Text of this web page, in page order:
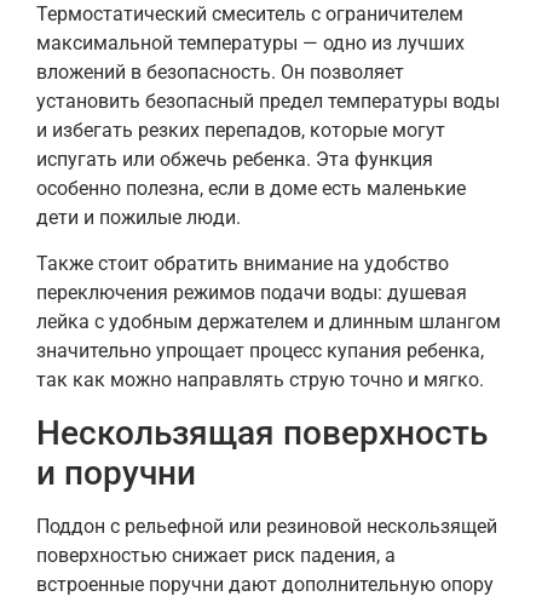
Термостатический смеситель с ограничителем
максимальной температуры — одно из лучших
вложений в безопасность. Он позволяет
установить безопасный предел температуры воды
и избегать резких перепадов, которые могут
испугать или обжечь ребенка. Эта функция
особенно полезна, если в доме есть маленькие
дети и пожилые люди.
Также стоит обратить внимание на удобство
переключения режимов подачи воды: душевая
лейка с удобным держателем и длинным шлангом
значительно упрощает процесс купания ребенка,
так как можно направлять струю точно и мягко.
Нескользящая поверхность
и поручни
Поддон с рельефной или резиновой нескользящей
поверхностью снижает риск падения, а
встроенные поручни дают дополнительную опору